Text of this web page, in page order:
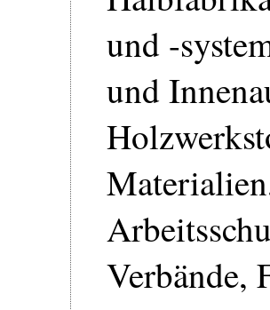
und -
und
Verbände,